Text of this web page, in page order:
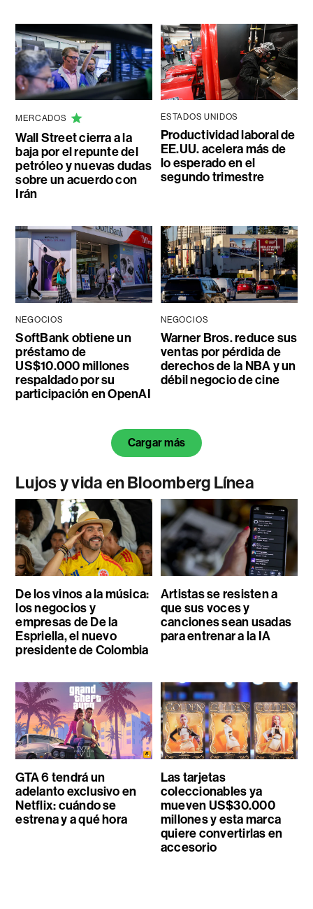
MERCADOS
Wall Street cierra a la
baja por el repunte del
petróleo y nuevas dudas
sobre un acuerdo con
Irán
ESTADOS UNIDOS
Productividad laboral de
EE.UU. acelera más de
lo esperado en el
segundo trimestre
NEGOCIOS
SoftBank obtiene un
préstamo de
US$10.000 millones
respaldado por su
participación en OpenAI
NEGOCIOS
Warner Bros. reduce sus
ventas por pérdida de
derechos de la NBA y un
débil negocio de cine
Cargar más
Lujos y vida en Bloomberg Línea
De los vinos a la música:
los negocios y
empresas de De la
Espriella, el nuevo
presidente de Colombia
Artistas se resisten a
que sus voces y
canciones sean usadas
para entrenar a la IA
GTA 6 tendrá un
adelanto exclusivo en
Netflix: cuándo se
estrena y a qué hora
Las tarjetas
coleccionables ya
mueven US$30.000
millones y esta marca
quiere convertirlas en
accesorio